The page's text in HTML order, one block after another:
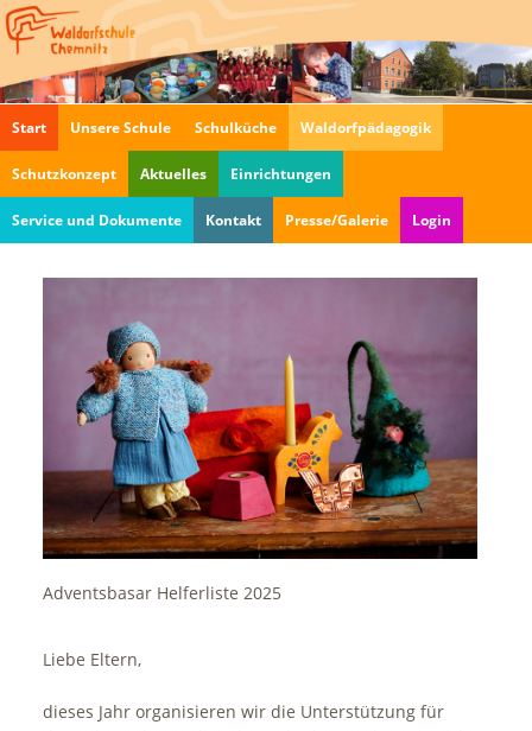
Start Unsere Schule Schulküche Waldorfpädagogik
Schutzkonzept Aktuelles Einrichtungen
Service und Dokumente Kontakt Presse/Galerie Login
Adventsbasar Helferliste 2025
Liebe Eltern,
dieses Jahr organisieren wir die Unterstützung für